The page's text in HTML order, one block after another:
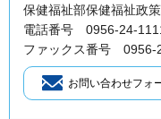
保健福祉部保健福祉政
電話番号 0956-24-
ファックス番号 0956-